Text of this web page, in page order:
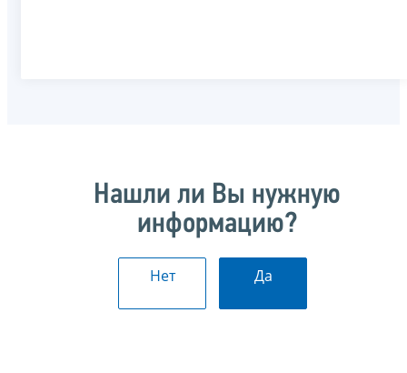
Нашли ли Вы нужную
информацию?
Нет Да